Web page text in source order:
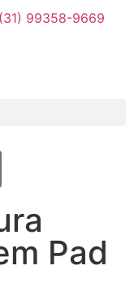
(31) 99358-9669
Pad